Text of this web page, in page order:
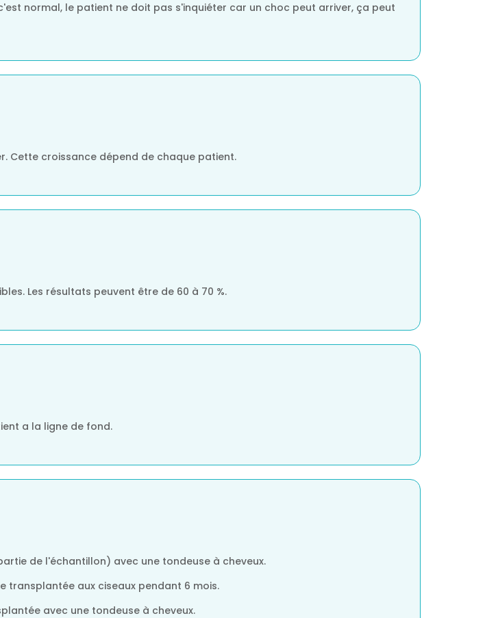
normal, le patient ne doit pas s'inquiéter car un choc peut arriver, ça peut
Cette croissance dépend de chaque patient.
Les résultats peuvent être de 60 à 70 %.
a la ligne de fond.
de l'échantillon) avec une tondeuse à cheveux.
transplantée aux ciseaux pendant 6 mois.
avec une tondeuse à cheveux.